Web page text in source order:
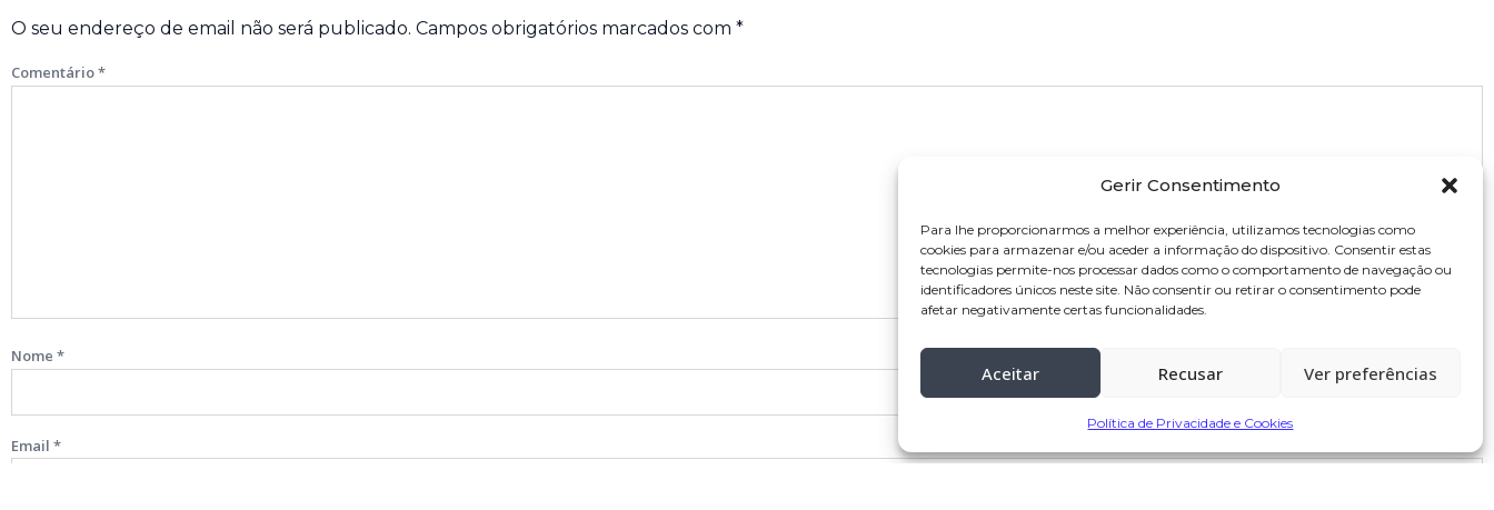
Gerir Consentimento
Para lhe proporcionarmos a melhor experiência, utilizamos tecnologias como
cookies para armazenar e/ou aceder a informação do dispositivo. Consentir estas
tecnologias permite-nos processar dados como o comportamento de navegação ou
identificadores únicos neste site. Não consentir ou retirar o consentimento pode
afetar negativamente certas funcionalidades.
Aceitar Recusar Ver preferências
Política de Privacidade e Cookies
O seu endereço de email não será publicado. Campos obrigatórios marcados com *
Comentário*
Nome *
Email *